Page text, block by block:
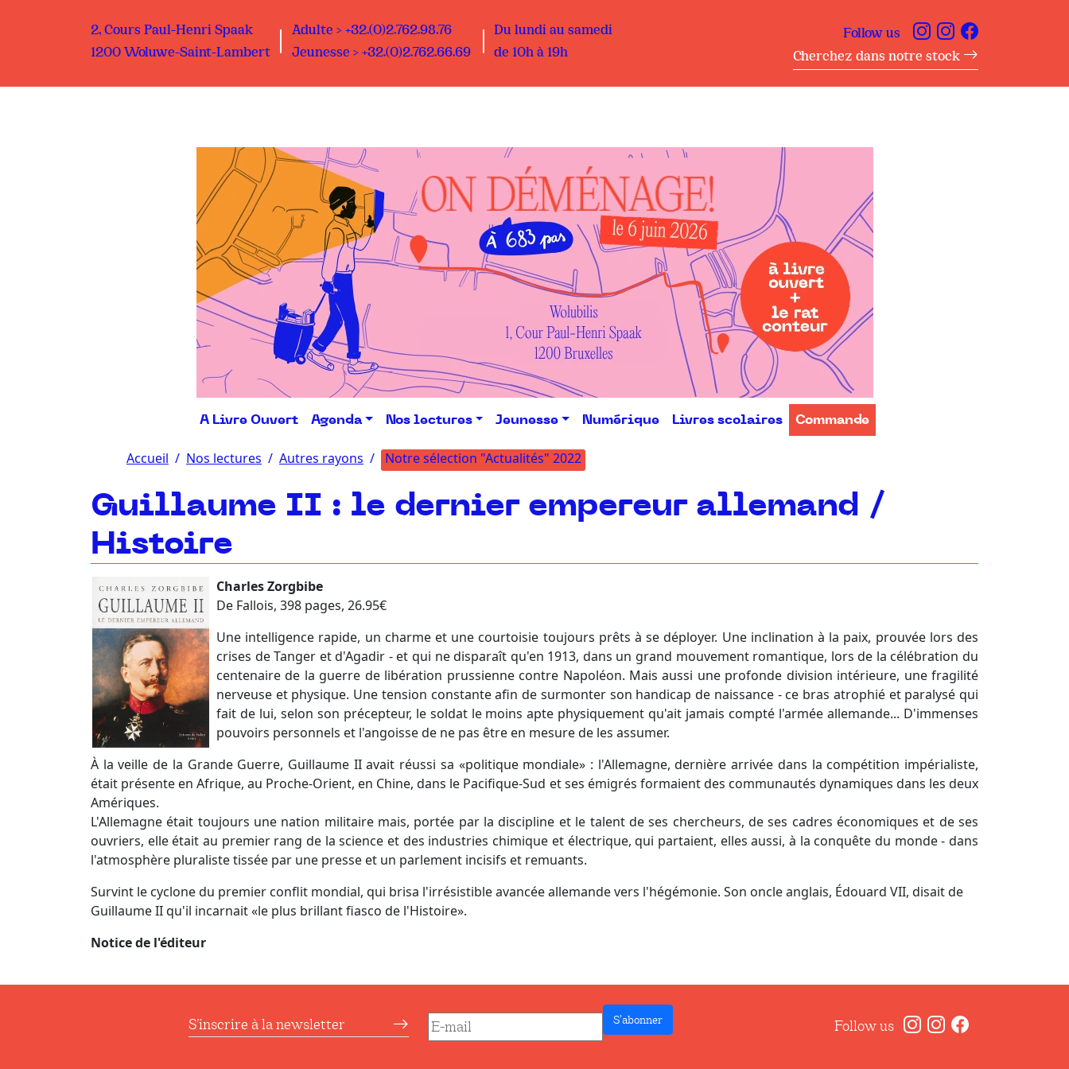
2, Cours Paul-Henri Spaak
1200 Woluwe-Saint-Lambert
Adulte > +32.(0)2.762.98.76
Jeunesse > +32.(0)2.762.66.69
Du lundi au samedi
de 10h à 19h
Follow us
Cherchez dans notre stock
A Livre Ouvert Agenda Nos lectures Jeunesse Numérique Livres scolaires Commande
Accueil Nos lectures Autres rayons Notre sélection "Actualités" 2022
Guillaume II : le dernier empereur allemand /
Histoire
Charles Zorgbibe
De Fallois, 398 pages, 26.95€
Une intelligence rapide, un charme et une courtoisie toujours prêts à se déployer. Une inclination à la paix, prouvée lors des
crises de Tanger et d'Agadir - et qui ne disparaît qu'en 1913, dans un grand mouvement romantique, lors de la célébration du
centenaire de la guerre de libération prussienne contre Napoléon. Mais aussi une profonde division intérieure, une fragilité
nerveuse et physique. Une tension constante afin de surmonter son handicap de naissance - ce bras atrophié et paralysé qui
fait de lui, selon son précepteur, le soldat le moins apte physiquement qu'ait jamais compté l'armée allemande... D'immenses
pouvoirs personnels et l'angoisse de ne pas être en mesure de les assumer.
À la veille de la Grande Guerre, Guillaume II avait réussi sa «politique mondiale» : l'Allemagne, dernière arrivée dans la compétition impérialiste,
était présente en Afrique, au Proche-Orient, en Chine, dans le Pacifique-Sud et ses émigrés formaient des communautés dynamiques dans les deux
Amériques.
L'Allemagne était toujours une nation militaire mais, portée par la discipline et le talent de ses chercheurs, de ses cadres économiques et de ses
ouvriers, elle était au premier rang de la science et des industries chimique et électrique, qui partaient, elles aussi, à la conquête du monde - dans
l'atmosphère pluraliste tissée par une presse et un parlement incisifs et remuants.
Survint le cyclone du premier conflit mondial, qui brisa l'irrésistible avancée allemande vers l'hégémonie. Son oncle anglais, Édouard VII, disait de
Guillaume II qu'il incarnait «le plus brillant fiasco de l'Histoire».
Notice de l'éditeur
S'inscrire à la newsletter S’abonner Follow us